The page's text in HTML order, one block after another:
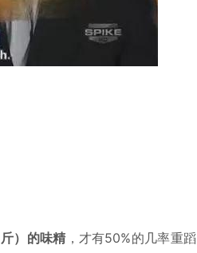
）的味精，才有50%的几率重蹈